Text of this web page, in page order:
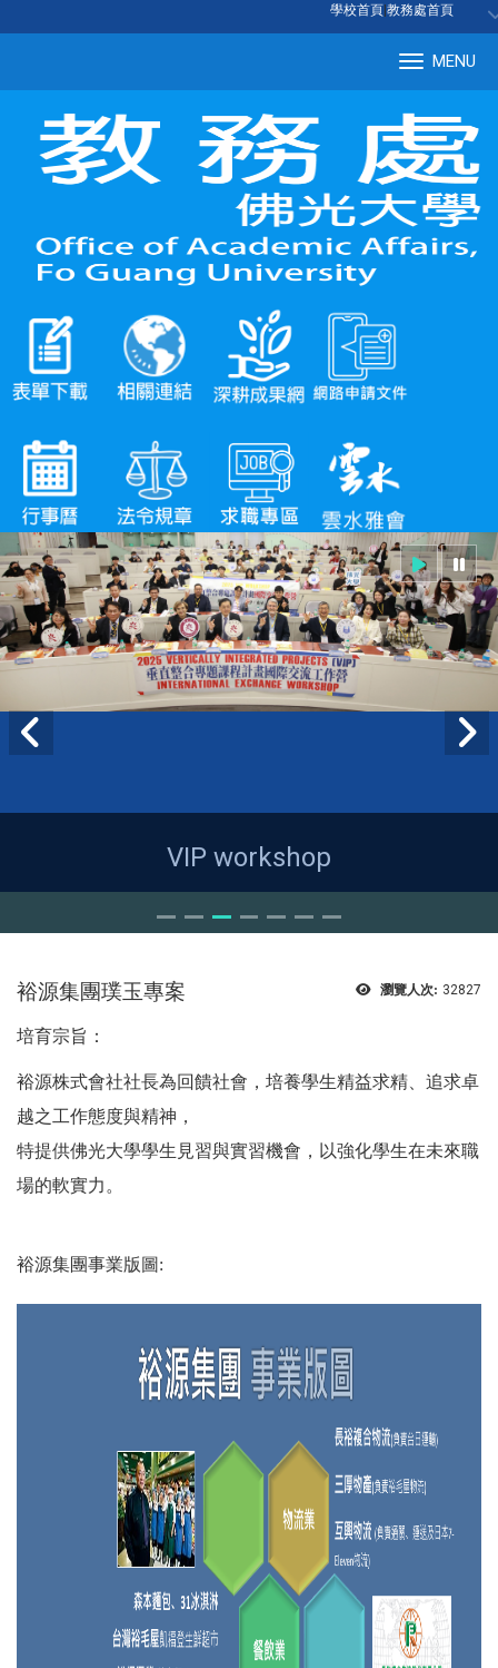
學校首頁 教務處首頁
MENU
VIP workshop
瀏覽人次: 32827
裕源集團璞玉專案
培育宗旨：
裕源株式會社社長為回饋社會，培養學生精益求精、追求卓
越之工作態度與精神，
特提供佛光大學學生見習與實習機會，以強化學生在未來職
場的軟實力。
裕源集團事業版圖: